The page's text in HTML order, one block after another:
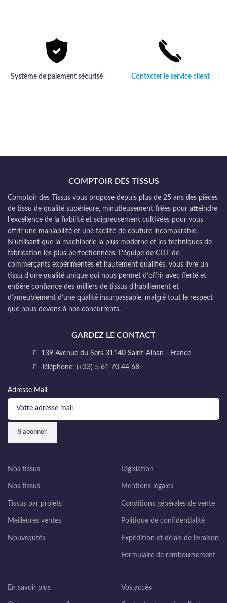
Système de paiement sécurisé Contacter le service client
COMPTOIR DES TISSUS
Comptoir des Tissus vous propose depuis plus de 25 ans des pièces
de tissu de qualité supérieure, minutieusement filées pour atteindre
l’excellence de la fiabilité et soigneusement cultivées pour vous
offrir une maniabilité et une facilité de couture incomparable.
N’utilisant que la machinerie la plus moderne et les techniques de
fabrication les plus perfectionnées. L’équipe de CDT de
commerçants expérimentés et hautement qualifiés, vous livre un
tissu d’une qualité unique qui nous permet d’offrir avec fierté et
entière confiance des milliers de tissus d’habillement et
d’ameublement d’une qualité insurpassable, malgré tout le respect
que nous devons à nos concurrents.
GARDEZ LE CONTACT
139 Avenue du Sers 31140 Saint-Alban - France
Téléphone: (+33) 5 61 70 44 68
Adresse Mail
Nos tissus
Nos tissus
Tissus par projets
Meilleures ventes
Nouveautés
Législation
Mentions légales
Conditions générales de vente
Politique de confidentialité
Expédition et délais de livraison
Formulaire de remboursement
En savoir plus Vos accès